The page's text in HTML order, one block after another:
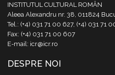
INSTITUTUL CULTURAL ROMÂN
Aleea Alexandru nr. 38, 011824
Tel.: (+4) 031 71 00 627, (+4) 031 71
Fax: (+4) 031 71 00 607
E-mail: icr@icr.ro
DESPRE NOI